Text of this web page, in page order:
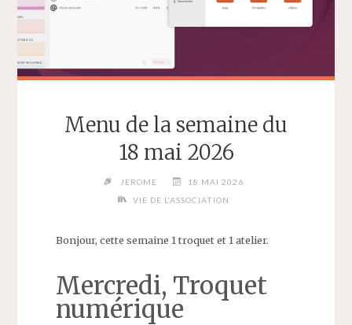
Menu de la semaine du
18 mai 2026
JEROME
18 MAI 2026
VIE DE L'ASSOCIATION
Bonjour, cette semaine 1 troquet et 1 atelier.
Mercredi, Troquet
numérique